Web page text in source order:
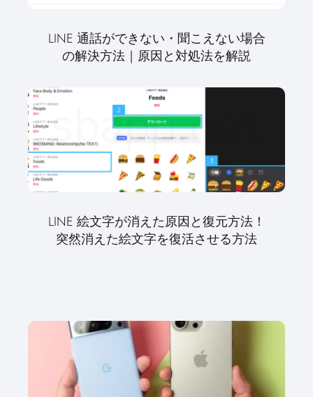
LINE 通話ができない・聞こえない場合
の解決方法｜原因と対処法を解説
LINE 絵文字が消えた原因と復元方法！
突然消えた絵文字を復活させる方法